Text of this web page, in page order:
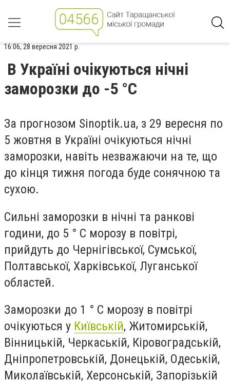
16:06, 28 вересня 2021 р.
В Україні очікуються нічні
заморозки до -5 °С
За прогнозом Sinoptik.ua, з 29 вересня по
5 жовтня в Україні очікуються нічні
заморозки, навіть незважаючи на те, що
до кінця тижня погода буде сонячною та
сухою.
Сильні заморозки в нічні та ранкові
години, до 5 ° C морозу в повітрі,
прийдуть до Чернігівської, Сумської,
Полтавської, Харківської, Луганської
областей.
Заморозки до 1 ° C морозу в повітрі
очікуються у Київській, Житомирській,
Вінницькій, Черкаській, Кіровоградській,
Дніпропетровській, Донецькій, Одеській,
Миколаївській, Херсонській, Запорізькій